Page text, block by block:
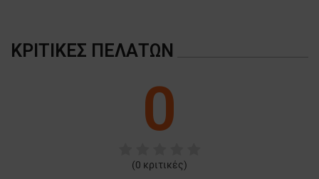
ΚΡΙΤΙΚΈΣ ΠΕΛΑΤΏΝ
0
(0 κριτικές)